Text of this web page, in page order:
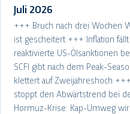
Juli 2026
+++ Bruch nach drei Wochen
ist gescheitert +++ Inflation
reaktivierte US-Ölsanktionen
SCFI gibt nach dem Peak-
klettert auf Zweijahreshoch
stoppt den Abwärtstrend bei
Hormuz-Krise: Kap-Umweg